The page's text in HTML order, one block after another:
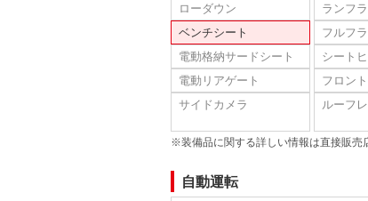
ローダウン
ランフ
ベンチシート
フルフ
電動格納サードシート
シート
電動リアゲート
フロン
サイドカメラ
ルーフ
※装備品に関する詳しい情報は直接販売
自動運転